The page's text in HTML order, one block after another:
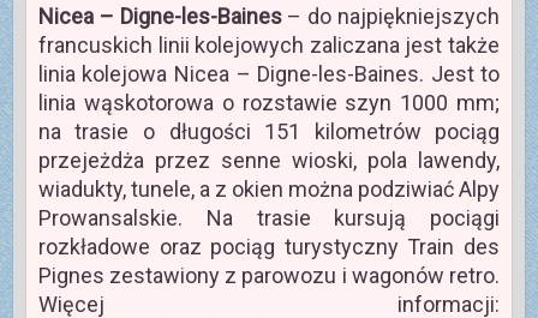
Nicea – Digne-les-Baines– do najpiękniejszych
francuskich linii kolejowych zaliczana jest także
linia kolejowa Nicea – Digne-les-Baines. Jest to
linia wąskotorowa o rozstawie szyn 1000 mm;
na trasie o długości 151 kilometrów pociąg
przejeżdża przez senne wioski, pola lawendy,
wiadukty, tunele, a z okien można podziwiać Alpy
Prowansalskie. Na trasie kursują pociągi
rozkładowe oraz pociąg turystyczny Train des
Pignes zestawiony z parowozu i wagonów retro.
Więcej informacji: